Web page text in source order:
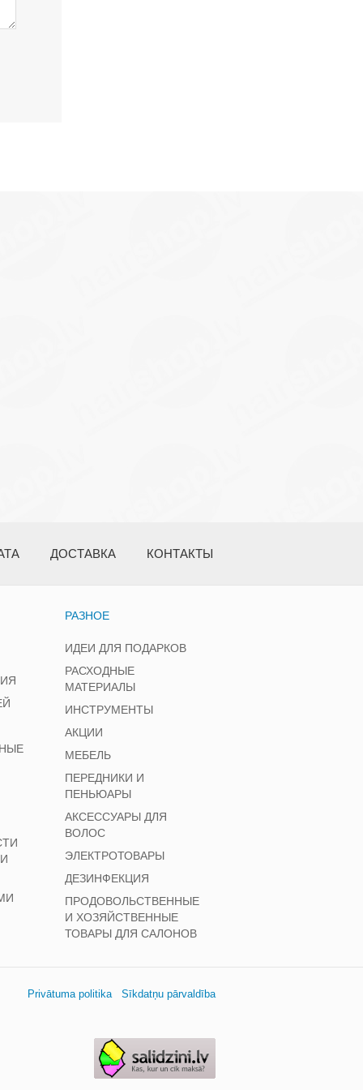
ДОСТАВКА КОНТАКТЫ
РАЗНОЕ
ИДЕИ ДЛЯ ПОДАРКОВ
РАСХОДНЫЕ
МАТЕРИАЛЫ
ИНСТРУМЕНТЫ
АКЦИИ
МЕБЕЛЬ
ПЕРЕДНИКИ И
ПЕНЬЮАРЫ
АКСЕССУАРЫ ДЛЯ
ВОЛОС
ЭЛЕКТРОТОВАРЫ
ДЕЗИНФЕКЦИЯ
ПРОДОВОЛЬСТВЕННЫЕ
И ХОЗЯЙСТВЕННЫЕ
ТОВАРЫ ДЛЯ САЛОНОВ
Privātuma politika Sīkdatņu pārvaldība